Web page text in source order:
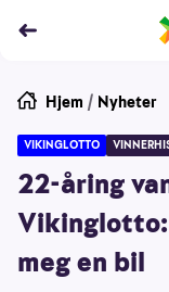
Hjem / Nyheter
VIKINGLOTTO
22-åring
Vikinglotto:
meg en bil